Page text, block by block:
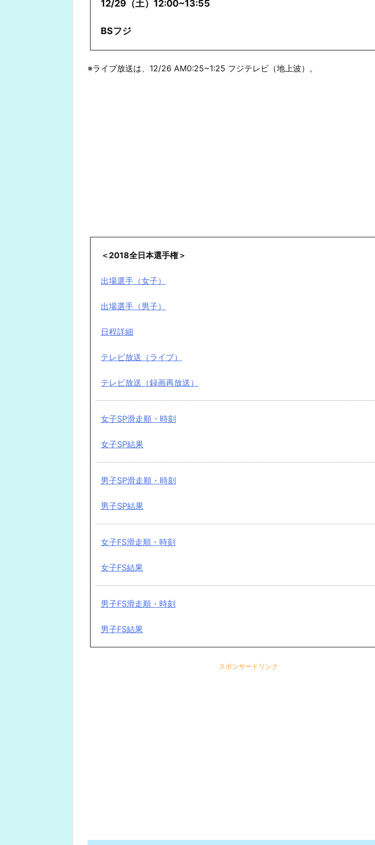
12/29（土）12:00~13:55
BSフジ
※ライブ放送は、12/26 AM0:25~1:25 フジテレビ（地上波）。
＜2018全日本選手権＞
出場選手（女子）
出場選手（男子）
日程詳細
テレビ放送（ライブ）
テレビ放送（録画再放送）
女子SP滑走順・時刻
女子SP結果
男子SP滑走順・時刻
男子SP結果
女子FS滑走順・時刻
女子FS結果
男子FS滑走順・時刻
男子FS結果
スポンサードリンク